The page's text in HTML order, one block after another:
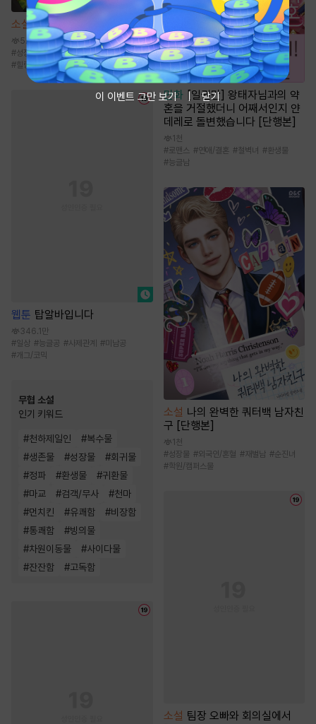
소설 헬 난이도에서 쉴게요
5.1만
#성장물 #퓨전판타지 #영지물 #시스템
# 힐링물
웹툰 탑알바입니다
346.1만
#일상 #능글공 #사제관계 #미남공
# 개그/코믹
무협 소설
인기 키워드
#천하제일인 #복수물
#생존물 #성장물 #회귀물
#정파 #환생물 #귀환물
#마교 #검객/무사 #천마
#먼치킨 #유쾌함 #비장함
#통쾌함 #빙의물
#차원이동물 #사이다물
#잔잔함 #고독함
만화 [일권만] 왕태자님과의 약
혼을 거절했더니 어째서인지 얀
데레로 돌변했습니다 [단행본]
1천
#로맨스 #연애/결혼 #철벽녀 #환생물
#능글남
소설 나의 완벽한 쿼터백 남자친
구 [단행본]
1천
#성장물 #외국인/혼혈 #재벌남 #순진녀
#학원/캠퍼스물
소설 팀장 오빠와 회의실에서
이 이벤트 그만 보기 닫기